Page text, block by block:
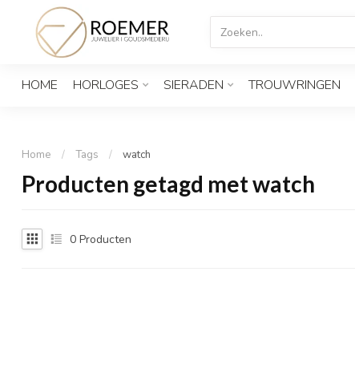
HOME HORLOGES SIERADEN TROUWRINGEN
Home / Tags / watch
Producten getagd met watch
0 Producten